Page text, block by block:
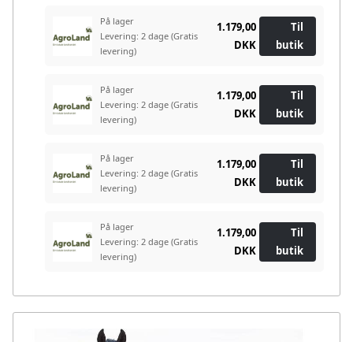
På lager
Levering: 2 dage (Gratis
levering)
1.179,00
DKK
Til
butik
På lager
Levering: 2 dage (Gratis
levering)
1.179,00
DKK
Til
butik
På lager
Levering: 2 dage (Gratis
levering)
1.179,00
DKK
Til
butik
På lager
Levering: 2 dage (Gratis
levering)
1.179,00
DKK
Til
butik